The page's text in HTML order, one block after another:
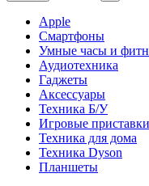
Apple
Смартфоны
Умные часы и
Аудиотехника
Гаджеты
Аксессуары
Техника Б/У
Игровые приставки
Техника для дома
Техника Dyson
Планшеты